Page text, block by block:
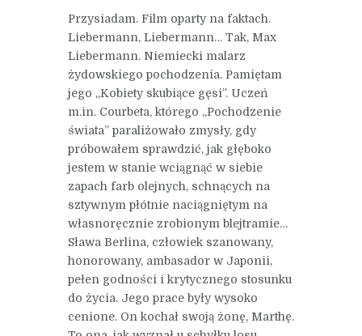
Przysiadam. Film oparty na faktach.
Liebermann, Liebermann… Tak, Max
Liebermann. Niemiecki malarz
żydowskiego pochodzenia. Pamiętam
jego „Kobiety skubiące gęsi”. Uczeń
m.in. Courbeta, którego „Pochodzenie
świata” paraliżowało zmysły, gdy
próbowałem sprawdzić, jak głęboko
jestem w stanie wciągnąć w siebie
zapach farb olejnych, schnących na
sztywnym płótnie naciągniętym na
własnoręcznie zrobionym blejtramie…
Sława Berlina, człowiek szanowany,
honorowany, ambasador w Japonii,
pełen godności i krytycznego stosunku
do życia. Jego prace były wysoko
cenione. On kochał swoją żonę, Marthę.